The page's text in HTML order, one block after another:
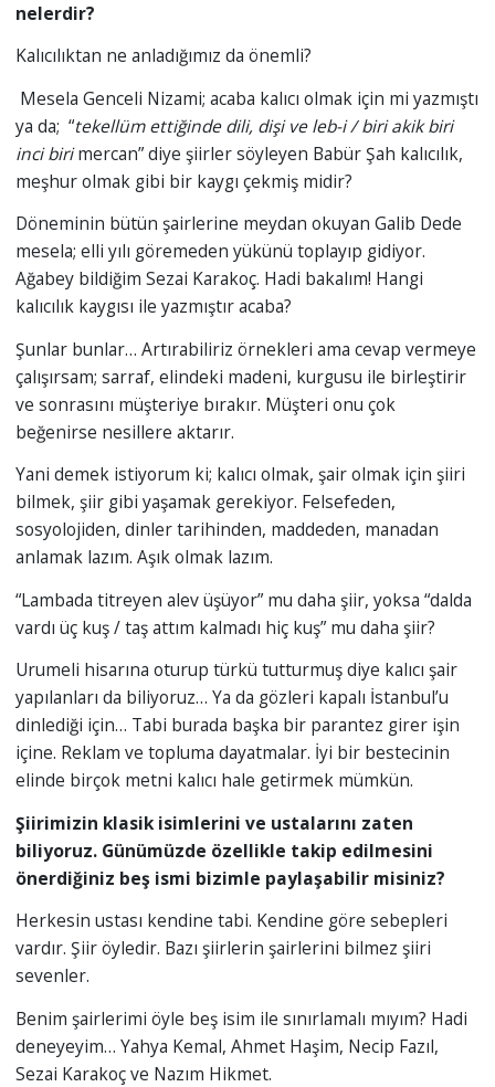
nelerdir?
Kalıcılıktan ne anladığımız da önemli?
Mesela Genceli Nizami; acaba kalıcı olmak için mi yazmıştı
ya da; “tekellüm ettiğinde dili, dişi ve leb-i / biri akik biri
inci birimercan” diye şiirler söyleyen Babür Şah kalıcılık,
meşhur olmak gibi bir kaygı çekmiş midir?
Döneminin bütün şairlerine meydan okuyan Galib Dede
mesela; elli yılı göremeden yükünü toplayıp gidiyor.
Ağabey bildiğim Sezai Karakoç. Hadi bakalım! Hangi
kalıcılık kaygısı ile yazmıştır acaba?
Şunlar bunlar… Artırabiliriz örnekleri ama cevap vermeye
çalışırsam; sarraf, elindeki madeni, kurgusu ile birleştirir
ve sonrasını müşteriye bırakır. Müşteri onu çok
beğenirse nesillere aktarır.
Yani demek istiyorum ki; kalıcı olmak, şair olmak için şiiri
bilmek, şiir gibi yaşamak gerekiyor. Felsefeden,
sosyolojiden, dinler tarihinden, maddeden, manadan
anlamak lazım. Aşık olmak lazım.
“Lambada titreyen alev üşüyor” mu daha şiir, yoksa “dalda
vardı üç kuş / taş attım kalmadı hiç kuş” mu daha şiir?
Urumeli hisarına oturup türkü tutturmuş diye kalıcı şair
yapılanları da biliyoruz… Ya da gözleri kapalı İstanbul’u
dinlediği için… Tabi burada başka bir parantez girer işin
içine. Reklam ve topluma dayatmalar. İyi bir bestecinin
elinde birçok metni kalıcı hale getirmek mümkün.
Şiirimizin klasik isimlerini ve ustalarını zaten
biliyoruz. Günümüzde özellikle takip edilmesini
önerdiğiniz beş ismi bizimle paylaşabilir misiniz?
Herkesin ustası kendine tabi. Kendine göre sebepleri
vardır. Şiir öyledir. Bazı şiirlerin şairlerini bilmez şiiri
sevenler.
Benim şairlerimi öyle beş isim ile sınırlamalı mıyım? Hadi
deneyeyim… Yahya Kemal, Ahmet Haşim, Necip Fazıl,
Sezai Karakoç ve Nazım Hikmet.